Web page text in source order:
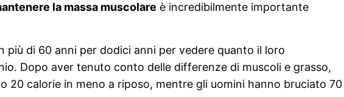
la massa muscolare è incredibilmente importante
più di 60 anni per dodici anni per vedere quanto il loro
Dopo aver tenuto conto delle differenze di muscoli e grasso,
20 calorie in meno a riposo, mentre gli uomini hanno bruciato 70